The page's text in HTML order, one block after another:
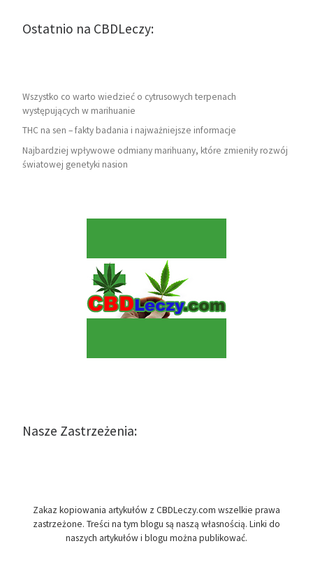
Ostatnio na CBDLeczy:
Wszystko co warto wiedzieć o cytrusowych terpenach
występujących w marihuanie
THC na sen – fakty badania i najważniejsze informacje
Najbardziej wpływowe odmiany marihuany, które zmieniły rozwój
światowej genetyki nasion
Nasze Zastrzeżenia:
Zakaz kopiowania artykułów z CBDLeczy.com wszelkie prawa
zastrzeżone. Treści na tym blogu są naszą własnością. Linki do
naszych artykułów i blogu można publikować.